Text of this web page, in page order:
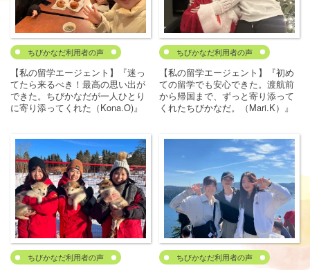
ちびかなだ利用者の声
【私の留学エージェント】『迷っ
てたら来るべき！最高の思い出が
できた。ちびかなだが一人ひとり
に寄り添ってくれた（Kona.O)』
ちびかなだ利用者の声
【私の留学エージェント】『初め
ての留学でも安心できた。渡航前
から帰国まで、ずっと寄り添って
くれたちびかなだ。（Mari.K）』
ちびかなだ利用者の声 ちびかなだ利用者の声